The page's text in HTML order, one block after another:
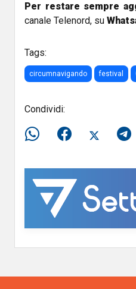
Per restare sempre
canale Telenord, su
Tags:
circumnavigando festival
Condividi: